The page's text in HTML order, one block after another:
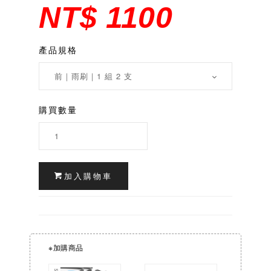
NT$ 1100
產品規格
購買數量
加入購物車
※加購商品